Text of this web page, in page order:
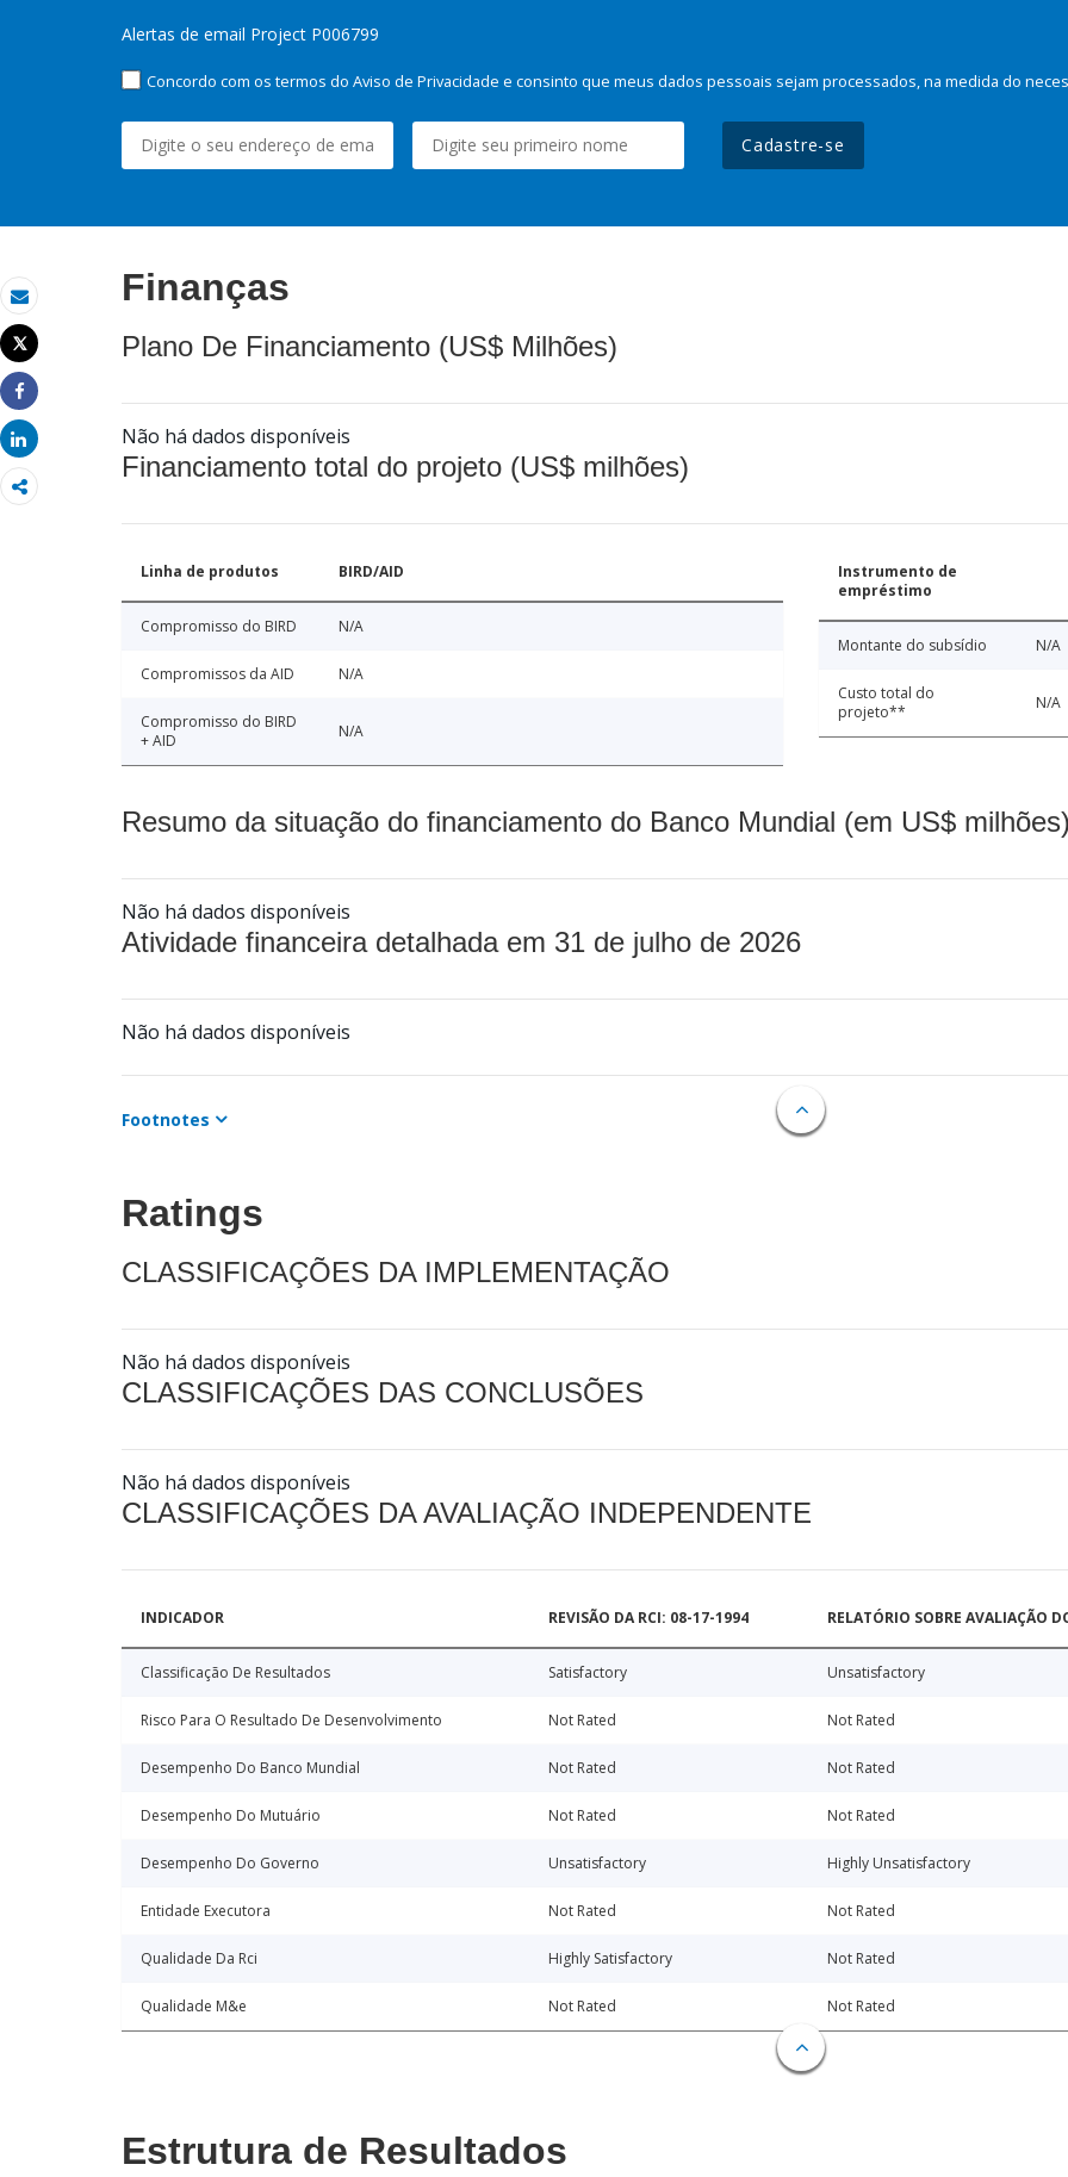
Email
Imprimir
Tweet
Share
Share
Alertas de email Project P006799
Concordo com os termos do Aviso de Privacidade e consinto que meus dados pessoais sejam processados, na medida do
Cadastre-se
Finanças
Plano De Financiamento (US$ Milhões)
Não há dados disponíveis
Financiamento total do projeto (US$ milhões)
Linha de produtos BIRD/AID
Compromisso do BIRD N/A
Compromissos da AID N/A
Compromisso do BIRD
+ AID
N/A
Instrumento de
empréstimo
Montante do subsídio N/A
Custo total do
projeto**
N/A
Resumo da situação do financiamento do Banco Mundial (em US$
Não há dados disponíveis
Atividade financeira detalhada em 31 de julho de 2026
Não há dados disponíveis
Footnotes
Ratings
CLASSIFICAÇÕES DA IMPLEMENTAÇÃO
Não há dados disponíveis
CLASSIFICAÇÕES DAS CONCLUSÕES
Não há dados disponíveis
CLASSIFICAÇÕES DA AVALIAÇÃO INDEPENDENTE
INDICADOR REVISÃO DA RCI: 08-17-1994 RELATÓRIO SOBRE AVALIAÇÃO
Classificação De Resultados Satisfactory Unsatisfactory
Risco Para O Resultado De Desenvolvimento Not Rated Not Rated
Desempenho Do Banco Mundial Not Rated Not Rated
Desempenho Do Mutuário Not Rated Not Rated
Desempenho Do Governo Unsatisfactory Highly Unsatisfactory
Entidade Executora Not Rated Not Rated
Qualidade Da Rci Highly Satisfactory Not Rated
Qualidade M&e Not Rated Not Rated
Estrutura de Resultados